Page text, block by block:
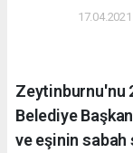
Zeytinburnu'nu
Belediye
ve eşinin